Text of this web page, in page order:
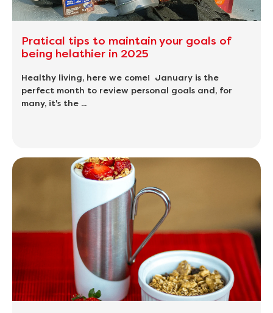
Pratical tips to maintain your goals of
being helathier in 2025
Healthy living, here we come! January is the
perfect month to review personal goals and, for
many, it's the ...